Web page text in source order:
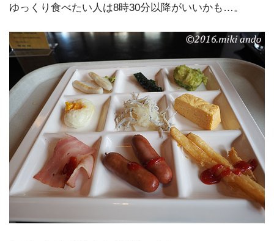
ゆっくり食べたい人は8時30分以降がいいかも…。